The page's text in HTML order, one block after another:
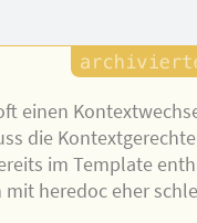
einen
die Kontextgerechte
im Template
mit heredoc eher